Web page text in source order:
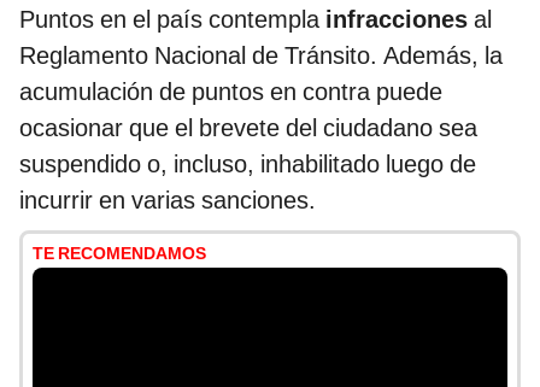
Puntos en el país contempla infracciones al
Reglamento Nacional de Tránsito. Además, la
acumulación de puntos en contra puede
ocasionar que el brevete del ciudadano sea
suspendido o, incluso, inhabilitado luego de
incurrir en varias sanciones.
TE RECOMENDAMOS